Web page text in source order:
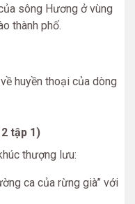
sông Hương ở vùng
thành phố.
huyền thoại của dòng
tập 1)
thượng lưu:
ca của rừng già” với